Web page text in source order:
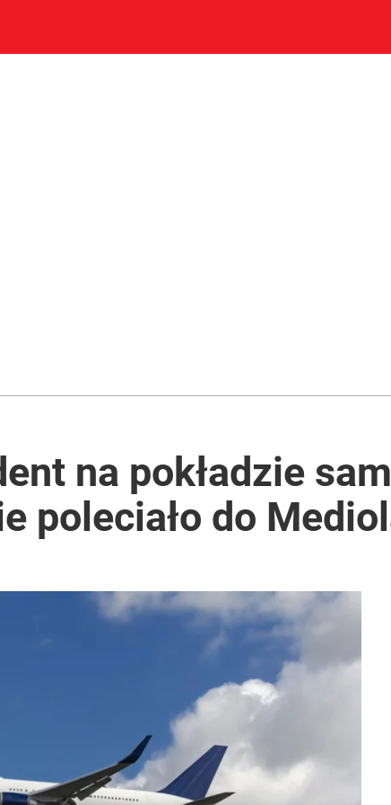
roku?
go Polacy. Sondaż dla „Wprost”
na pokładzie
poleciało do